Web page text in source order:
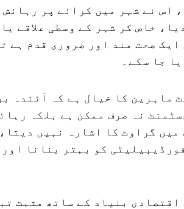
اس نے شہر میں کرائے پر
خاص کر شہر کے وسطی علاقے
ایک صحت مند اور ضروری قدم ہے
جا سکے۔
نہ صرف ممکن ہے بلکہ
میں گراوٹ کا اشارہ نہیں
کو بہتر بنانا
اقتصادی بنیاد کے ساتھ مثبت